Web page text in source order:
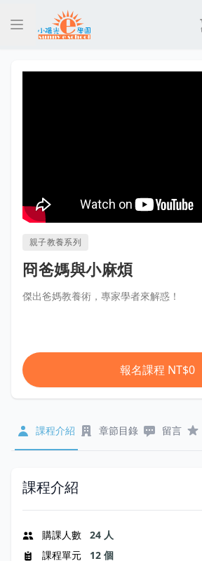
親子教養系列
冏爸媽與小麻煩
傑出爸媽教養術，專家學者來解惑！
報名課程 NT$0
課程介紹 章節目錄 留言
課程介紹
購課人數
24 人
課程單元
12 個